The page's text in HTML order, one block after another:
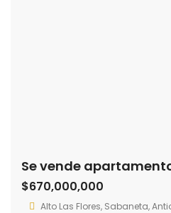
$670,000,000
Alto Las Flores, Sabaneta,